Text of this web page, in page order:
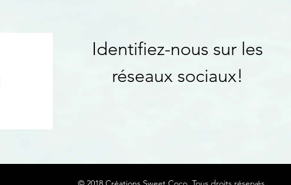
Identifiez-nous sur les
réseaux sociaux!